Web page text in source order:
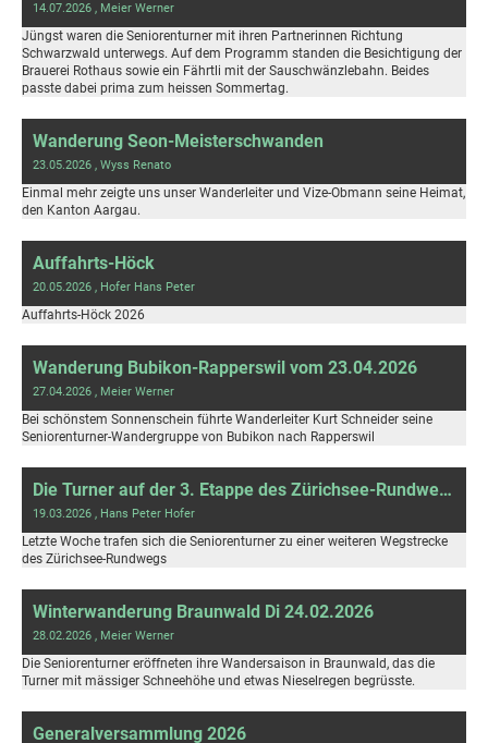
14.07.2026 , Meier Werner
Jüngst waren die Seniorenturner mit ihren Partnerinnen Richtung
Schwarzwald unterwegs. Auf dem Programm standen die Besichtigung der
Brauerei Rothaus sowie ein Fährtli mit der Sauschwänzlebahn. Beides
passte dabei prima zum heissen Sommertag.
Wanderung Seon-Meisterschwanden
23.05.2026 , Wyss Renato
Einmal mehr zeigte uns unser Wanderleiter und Vize-Obmann seine Heimat,
den Kanton Aargau.
Auffahrts-Höck
20.05.2026 , Hofer Hans Peter
Auffahrts-Höck 2026
Wanderung Bubikon-Rapperswil vom 23.04.2026
27.04.2026 , Meier Werner
Bei schönstem Sonnenschein führte Wanderleiter Kurt Schneider seine
Seniorenturner-Wandergruppe von Bubikon nach Rapperswil
Die Turner auf der 3. Etappe des Zürichsee-Rundwegs
19.03.2026 , Hans Peter Hofer
Letzte Woche trafen sich die Seniorenturner zu einer weiteren Wegstrecke
des Zürichsee-Rundwegs
Winterwanderung Braunwald Di 24.02.2026
28.02.2026 , Meier Werner
Die Seniorenturner eröffneten ihre Wandersaison in Braunwald, das die
Turner mit mässiger Schneehöhe und etwas Nieselregen begrüsste.
Generalversammlung 2026